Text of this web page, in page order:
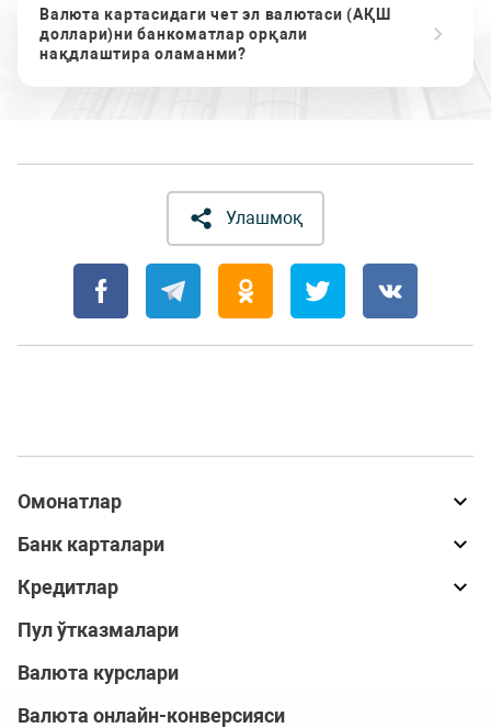
Валюта картасидаги чет эл валютаси (АҚШ
доллари)ни банкоматлар орқали
нақдлаштира оламанми?
Улашмоқ
Омонатлар
Банк карталари
Кредитлар
Пул ўтказмалари
Валюта курслари
Валюта онлайн-конверсияси